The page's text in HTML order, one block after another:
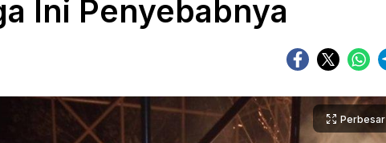
Ini Penyebabnya
Perbesar